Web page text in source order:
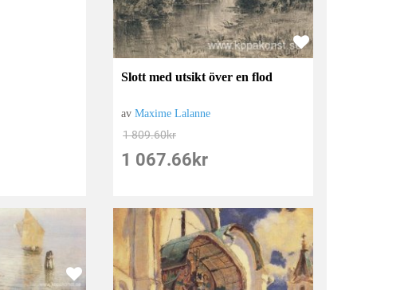
Slott med utsikt över en flod
avMaxime Lalanne
1 809.60kr
1 067.66 kr